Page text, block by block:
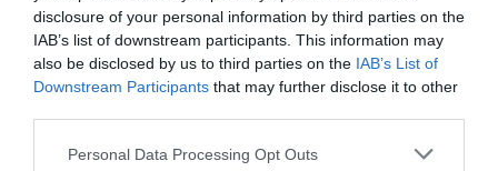
disclosure of your personal information by third parties on the
IAB’s list of downstream participants. This information may
also be disclosed by us to third parties on the IAB’s List of
Downstream Participants that may further disclose it to other
Please note that this website/app uses one or more Google
Personal Data Processing Opt Outs
συγκρίσιμο κινητήρα με ψήκτρες. Το σετ Combo SKIL
3356 EA αποτελείται από δύο εργαλεία και
εξαρτήματα, δύο μπαταρίες «20V Max» (18 V) 5,0 Ah
«Keep Cool™» και έναν φορτιστή «Rapid».
Αυτά τα εργαλεία είναι μέρος του «Energy Platform»